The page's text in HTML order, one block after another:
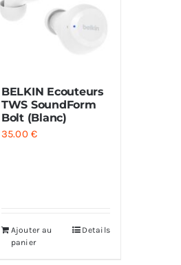
BELKIN Ecouteurs
TWS SoundForm
Bolt (Blanc)
35.00€
Ajouter au
panier
Details